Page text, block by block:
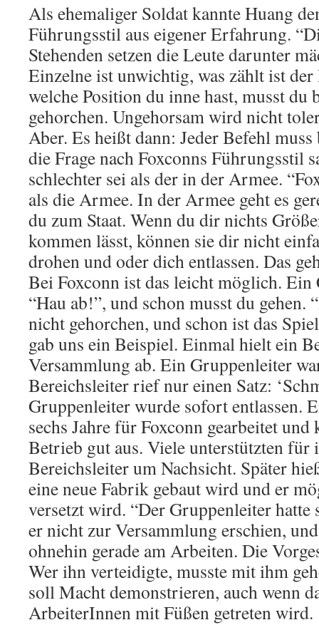
Als ehemaliger Soldat kannte Huang
Führungsstil aus eigener Erfahrung.
Stehenden setzen die Leute darunter
Einzelne ist unwichtig, was zählt ist der
welche Position du inne hast, musst du
gehorchen. Ungehorsam wird nicht
Aber. Es heißt dann: Jeder Befehl
die Frage nach Foxconns Führungsstil
schlechter sei als der in der Armee.
als die Armee. In der Armee geht es
du zum Staat. Wenn du dir nichts
kommen lässt, können sie dir nicht
drohen und oder dich entlassen. Das
Bei Foxconn ist das leicht möglich. Ein
“Hau ab!”, und schon musst du gehen.
nicht gehorchen, und schon ist das
gab uns ein Beispiel. Einmal hielt ein
Versammlung ab. Ein Gruppenleiter
Bereichsleiter rief nur einen Satz:
Gruppenleiter wurde sofort entlassen.
sechs Jahre für Foxconn gearbeitet
Betrieb gut aus. Viele unterstützten für
Bereichsleiter um Nachsicht. Später
eine neue Fabrik gebaut wird und er
versetzt wird. “Der Gruppenleiter
er nicht zur Versammlung erschien,
ohnehin gerade am Arbeiten. Die
Wer ihn verteidigte, musste mit ihm
soll Macht demonstrieren, auch wenn
ArbeiterInnen mit Füßen getreten wird.